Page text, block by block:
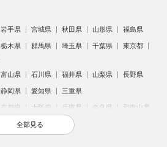
岩手県 宮城県 秋田県 山形県 福島県
栃木県 群馬県 埼玉県 千葉県
東京都
富山県 石川県 福井県 山梨県 長野県
静岡県 愛知県 三重県
京都府 大阪府 兵庫県 奈良県 和歌山県
島根県 岡山県 広島県
全部見る